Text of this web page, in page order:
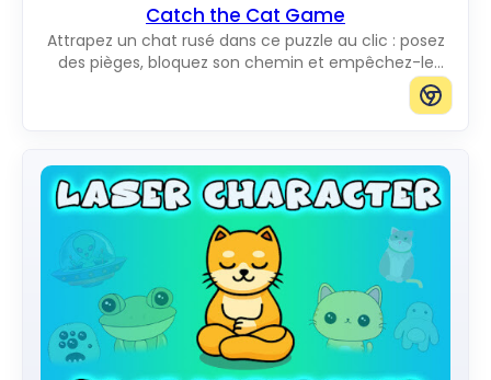
Catch the Cat Game
Attrapez un chat rusé dans ce puzzle au clic : posez
des pièges, bloquez son chemin et empêchez-le